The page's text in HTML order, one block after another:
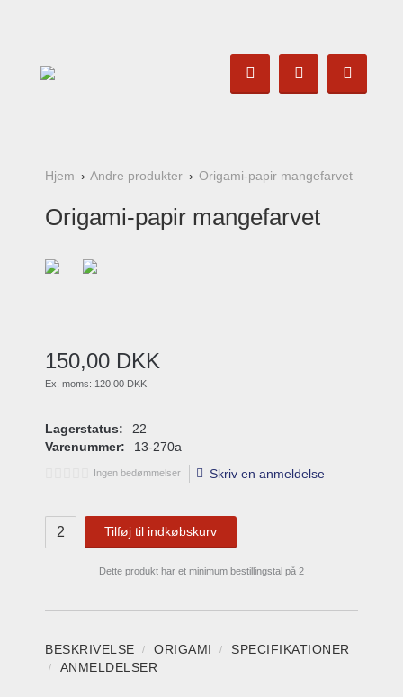
Hjem Andre produkter Origami-papir mangefarvet
Origami-papir mangefarvet
150,00 DKK
Ex. moms: 120,00 DKK
Lagerstatus:
22
Varenummer:
13-270a
Ingen bedømmelser Skriv en anmeldelse
Tilføj til indkøbskurv
Dette produkt har et minimum bestillingstal på 2
BESKRIVELSE ORIGAMI
SPECIFIKATIONER
ANMELDELSER